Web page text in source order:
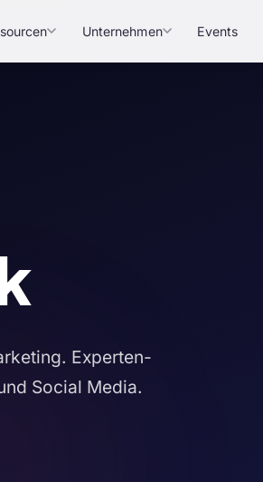
Unternehmen Events
Experten-
Social Media.